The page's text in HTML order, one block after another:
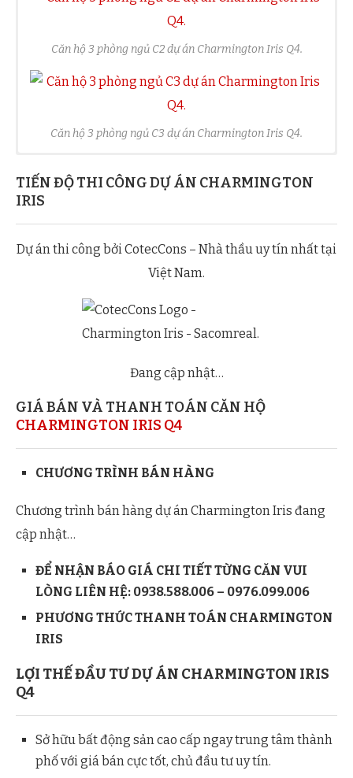
Căn hộ 3 phòng ngủ C2 dự án Charmington Iris Q4.
Căn hộ 3 phòng ngủ C3 dự án Charmington Iris Q4.
Căn hộ 2 phòng ngủ B1 dự án Charmington Iris Q4.
Căn hộ 2 phòng ngủ B2 dự án Charmington Iris Q4.
Căn hộ 2 phòng ngủ B3 dự án Charmington Iris Q4.
Căn hộ 2 phòng ngủ B3A dự án Charmington Iris Q4.
Căn hộ 01 phòng ngủ A dự án Charmington Iris Q4.
TIẾN ĐỘ THI CÔNG DỰ ÁN CHARMINGTON
IRIS
Dự án thi công bởi CotecCons – Nhà thầu uy tín nhất tại
Việt Nam.
Đang cập nhật…
GIÁ BÁN VÀ THANH TOÁN CĂN HỘ
CHARMINGTON IRIS Q4
CHƯƠNG TRÌNH BÁN HÀNG
Chương trình bán hàng dự án Charmington Iris đang
cập nhật…
ĐỂ NHẬN BÁO GIÁ CHI TIẾT TỪNG CĂN VUI
LÒNG LIÊN HỆ: 0938.588.006 – 0976.099.006
PHƯƠNG THỨC THANH TOÁN CHARMINGTON
IRIS
LỢI THẾ ĐẦU TƯ DỰ ÁN CHARMINGTON IRIS
Q4
Sở hữu bất động sản cao cấp ngay trung tâm thành
phố với giá bán cực tốt, chủ đầu tư uy tín.